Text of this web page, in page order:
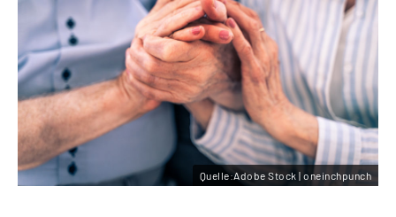
Quelle:Adobe Stock | oneinchpunch